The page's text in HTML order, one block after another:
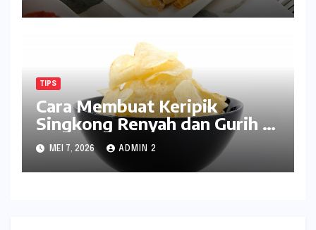
TIPS
Cara Membuat Keripik
Singkong Renyah dan Gurih di
Rumah
MEI 7, 2026 ADMIN 2